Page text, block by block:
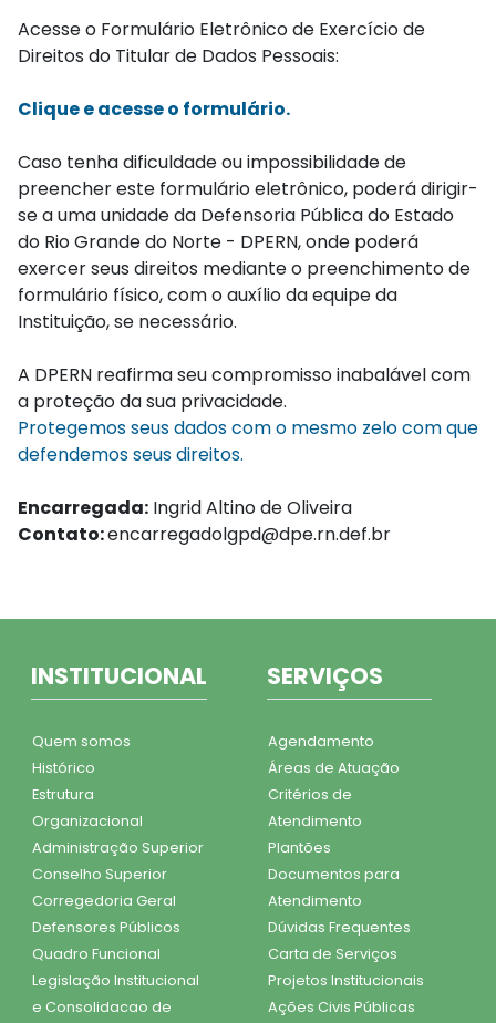
Acesse o Formulário Eletrônico de Exercício de
Direitos do Titular de Dados Pessoais:
Clique e acesse o formulário.
Caso tenha dificuldade ou impossibilidade de
preencher este formulário eletrônico, poderá dirigir-
se a uma unidade da Defensoria Pública do Estado
do Rio Grande do Norte - DPERN, onde poderá
exercer seus direitos mediante o preenchimento de
formulário físico, com o auxílio da equipe da
Instituição, se necessário.
A DPERN reafirma seu compromisso inabalável com
a proteção da sua privacidade.
Protegemos seus dados com o mesmo zelo com que
defendemos seus direitos.
Encarregada: Ingrid Altino de Oliveira
Contato:encarregadolgpd@dpe.rn.def.br
INSTITUCIONAL
Quem somos
Histórico
Estrutura
Organizacional
Administração Superior
Conselho Superior
Corregedoria Geral
Defensores Públicos
Quadro Funcional
Legislação Institucional
e Consolidacao de
SERVIÇOS
Agendamento
Áreas de Atuação
Critérios de
Atendimento
Plantões
Documentos para
Atendimento
Dúvidas Frequentes
Carta de Serviços
Projetos Institucionais
Ações Civis Públicas